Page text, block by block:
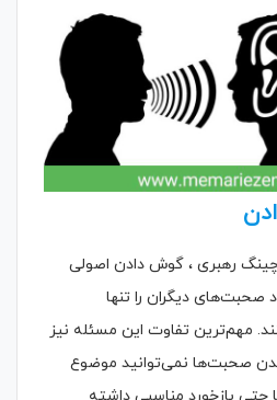
رهبری ، گوش دادن اصولی
صحبت‌های دیگران را تنها
مهم‌ترین تفاوت این مسئله نیز
صحبت‌ها نمی‌توانید موضوع